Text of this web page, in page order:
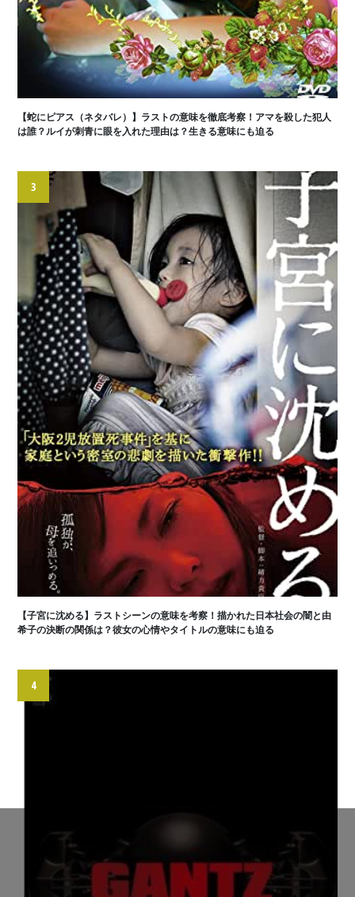
【蛇にピアス（ネタバレ）】ラストの意味を徹底考察！アマを殺した犯人
は誰？ルイが刺青に眼を入れた理由は？生きる意味にも迫る
3
【子宮に沈める】ラストシーンの意味を考察！描かれた日本社会の闇と由
希子の決断の関係は？彼女の心情やタイトルの意味にも迫る
4